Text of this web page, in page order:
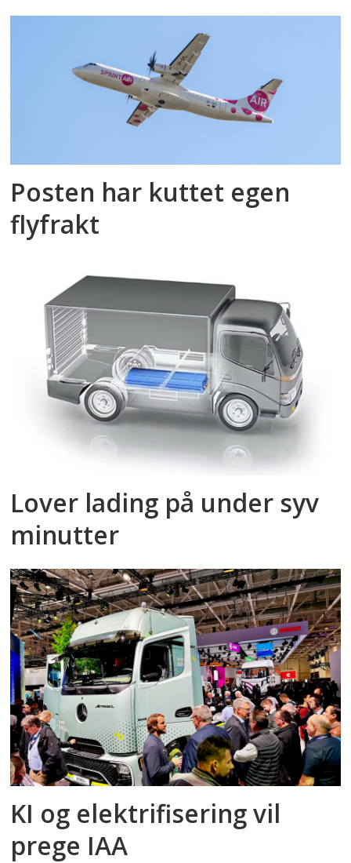
Posten har kuttet egen
flyfrakt
Lover lading på under syv
minutter
KI og elektrifisering vil
prege IAA